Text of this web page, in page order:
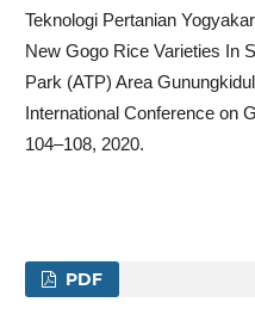
Teknologi Pertanian
New Gogo Rice Varieties In
Park (ATP) Area
International Conference on
104–108, 2020.
PDF